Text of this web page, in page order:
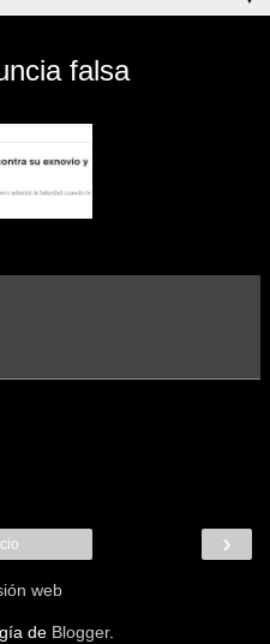
falsa
›
web
de Blogger.